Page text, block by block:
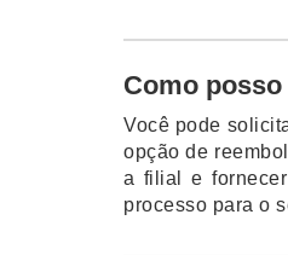
Como
Você pode
opção de
a filial e
processo para o